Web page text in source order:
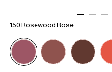
150 Rosewood Rose